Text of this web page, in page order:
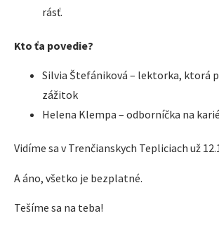
rásť.
Kto ťa povedie?
Silvia Štefániková – lektorka, ktorá
zážitok
Helena Klempa – odborníčka na
Vidíme sa v Trenčianskych Tepliciach už
A áno, všetko je bezplatné.
Tešíme sa na teba!